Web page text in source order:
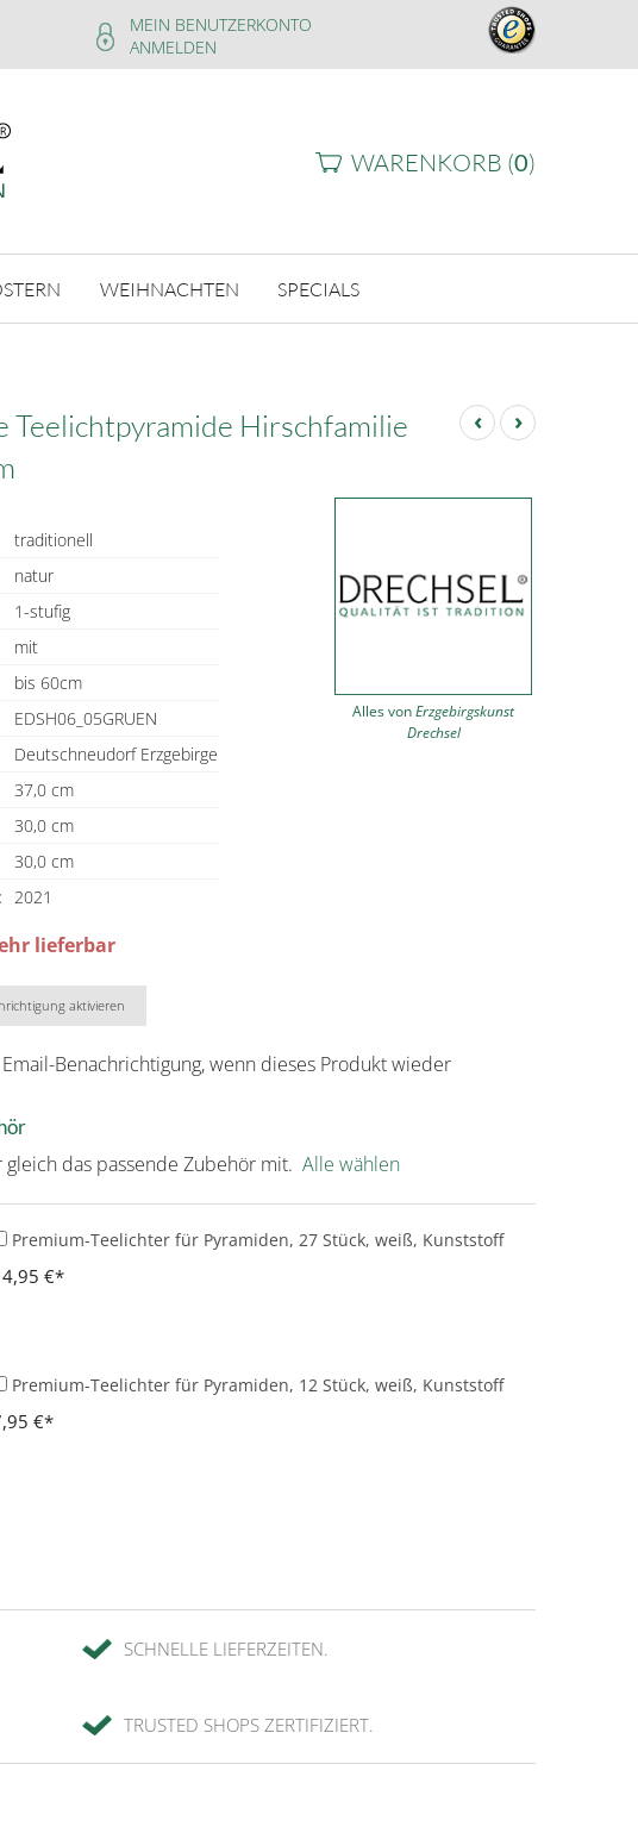
MEIN BENUTZERKONTO
ANMELDEN
WARENKORB (0)
WEIHNACHTEN SPECIALS
‹ ›
Teelichtpyramide Hirschfamilie
traditionell
natur
1-stufig
mit
bis 60cm
EDSH06_05GRUEN
Deutschneudorf Erzgebirge
37,0 cm
30,0 cm
30,0 cm
2021
Alles vonErzgebirgskunst
Drechsel
lieferbar
aktivieren
Benachrichtigung, wenn dieses Produkt wieder
gleich das passende Zubehör mit. Alle wählen
Premium-Teelichter für Pyramiden, 27 Stück, weiß, Kunststoff
€
Premium-Teelichter für Pyramiden, 12 Stück, weiß, Kunststoff
€
SCHNELLE LIEFERZEITEN.
TRUSTED SHOPS ZERTIFIZIERT.